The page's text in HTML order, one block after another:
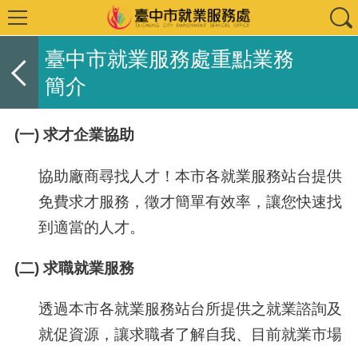
臺中市就業服務處重點業務
簡介
(一) 求才企業協助
協助廠商尋找人才！本市各就業服務站台提供
免費求才服務，徵才簡單有效率，讓您快速找
到適當的人才。
(二) 求職就業服務
透過本市各就業服務站台所提供之就業諮詢及
就促資源，讓求職者了解自我、目前就業市場